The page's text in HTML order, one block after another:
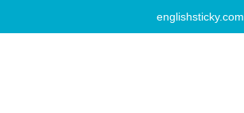
englishsticky.com